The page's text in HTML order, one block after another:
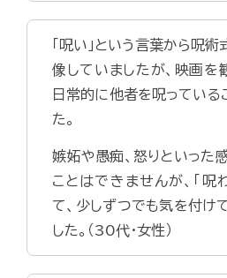
「呪い」という言葉から呪
像していましたが、映画を
日常的に他者を呪っている
た。
嫉妬や愚痴、怒りといった
ことはできませんが、「呪
て、少しずつでも気を付け
した。（30代・女性）